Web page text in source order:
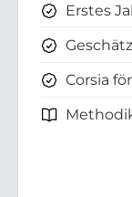
Erstes
Corsia